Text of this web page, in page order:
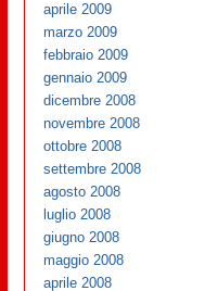
aprile 2009
marzo 2009
febbraio 2009
gennaio 2009
dicembre 2008
novembre 2008
ottobre 2008
settembre 2008
agosto 2008
luglio 2008
giugno 2008
maggio 2008
aprile 2008